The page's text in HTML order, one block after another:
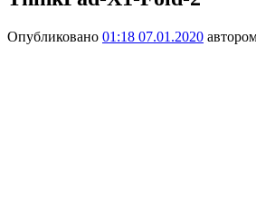
Опубликовано 01:18 07.01.2020